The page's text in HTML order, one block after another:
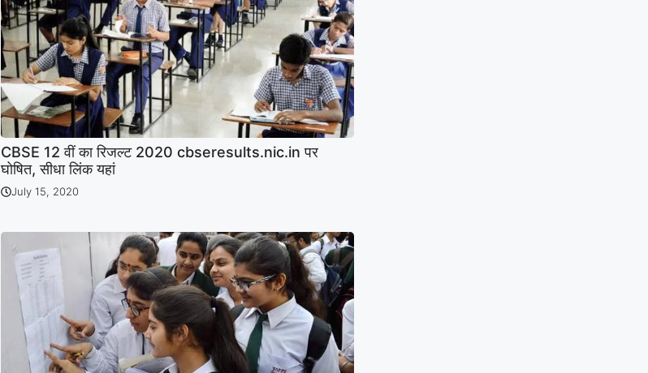
CBSE 12 वीं का रिजल्ट 2020 cbseresults.nic.in पर
घोषित, सीधा लिंक यहां
July 15, 2020